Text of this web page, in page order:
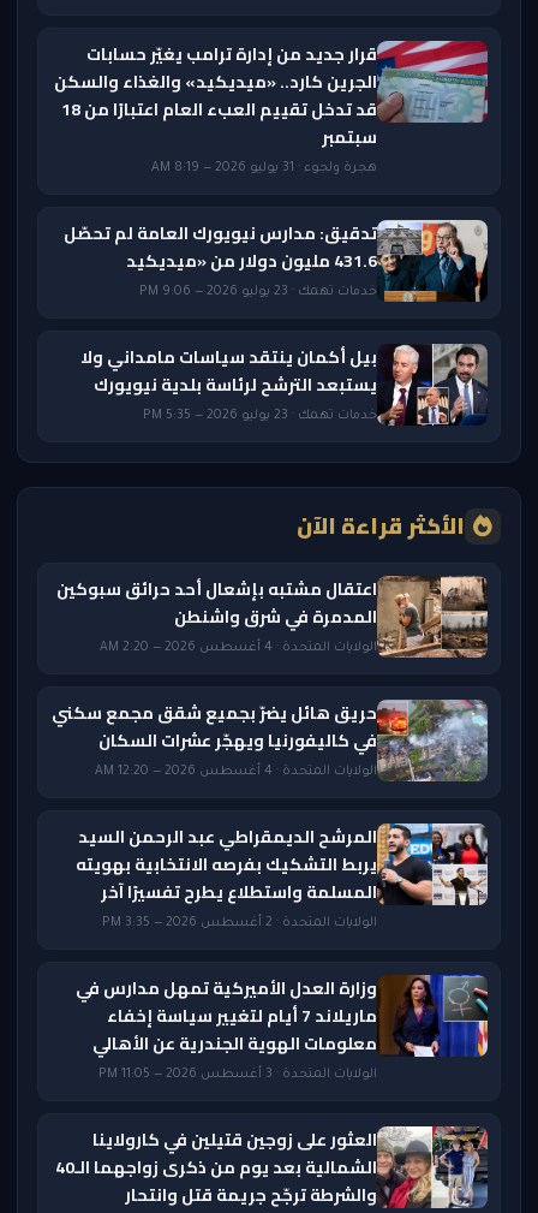
قرار جديد من إدارة ترامب يغيّر حسابات
الجرين كارد.. «ميديكيد» والغذاء والسكن
قد تدخل تقييم العبء العام اعتبارًا من 18
سبتمبر
هجرة ولجوء · 31 يوليو 2026 — 8:19 AM
تدقيق: مدارس نيويورك العامة لم تحصّل
431.6 مليون دولار من «ميديكيد
خدمات تهمك · 23 يوليو 2026 — 9:06 PM
بيل أكمان ينتقد سياسات مامداني ولا
يستبعد الترشح لرئاسة بلدية نيويورك
خدمات تهمك · 23 يوليو 2026 — 5:35 PM
الأكثر قراءة الآن
اعتقال مشتبه بإشعال أحد حرائق سبوكين
المدمرة في شرق واشنطن
الولايات المتحدة · 4 أغسطس 2026 — 2:20 AM
حريق هائل يضرّ بجميع شقق مجمع سكني
في كاليفورنيا ويهجّر عشرات السكان
الولايات المتحدة · 4 أغسطس 2026 — 12:20 AM
المرشح الديمقراطي عبد الرحمن السيد
يربط التشكيك بفرصه الانتخابية بهويته
المسلمة واستطلاع يطرح تفسيرًا آخر
الولايات المتحدة · 2 أغسطس 2026 — 3:35 PM
وزارة العدل الأميركية تمهل مدارس في
ماريلاند 7 أيام لتغيير سياسة إخفاء
معلومات الهوية الجندرية عن الأهالي
الولايات المتحدة · 3 أغسطس 2026 — 11:05 PM
العثور على زوجين قتيلين في كارولاينا
الشمالية بعد يوم من ذكرى زواجهما الـ40
والشرطة ترجّح جريمة قتل وانتحار